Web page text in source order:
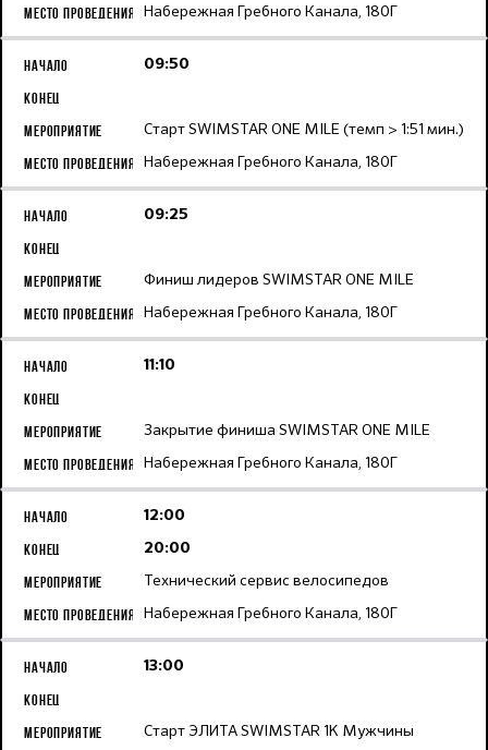
Набережная Гребного Канала, 180Г
09:50
Старт SWIMSTAR ONE MILE (темп > 1:51 мин.)
Набережная Гребного Канала, 180Г
09:25
Финиш лидеров SWIMSTAR ONE MILE
Набережная Гребного Канала, 180Г
11:10
Закрытие финиша SWIMSTAR ONE MILE
Набережная Гребного Канала, 180Г
12:00
20:00
Технический сервис велосипедов
Набережная Гребного Канала, 180Г
13:00
Старт ЭЛИТА SWIMSTAR 1K Мужчины